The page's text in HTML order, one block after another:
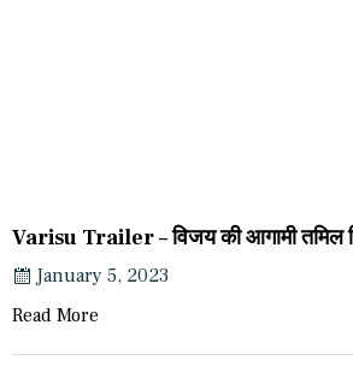
Varisu Trailer – विजय की आगामी तमिल
January 5, 2023
Read More